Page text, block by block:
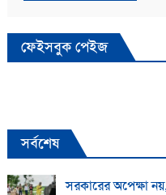
ফেইসবুক পেইজ
সর্বশেষ
সরকারের অপেক্ষা